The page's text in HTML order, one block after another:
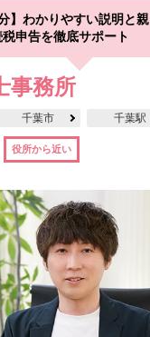
】わかりやすい説明と
申告を徹底サポート
事務所
千葉市 千葉駅
役所から近い